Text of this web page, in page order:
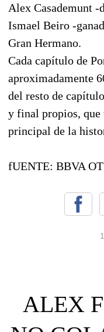
Alex Casademunt
Ismael Beiro -
Gran Hermano.
Cada capítulo de
aproximadamente
del resto de
y final propios, que
principal de la
fUENTE: BBVA OT
ALEX